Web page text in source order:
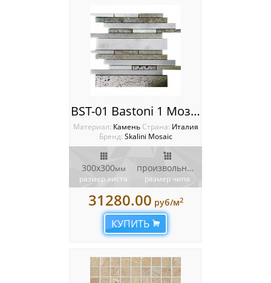
BST-01 Bastoni 1 Мозаика Artistic Stone Bastoni
Материал: Камень Cтрана: Италия
Бренд: Skalini Mosaic
300x300мм
размер листа
произвольной формы
размер чипа
31280.00 руб/м2
КУПИТЬ